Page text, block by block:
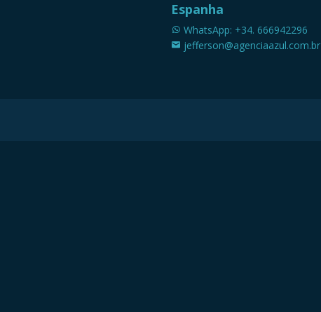
Espanha
WhatsApp: +34. 666942296
jefferson@agenciaazul.com.br